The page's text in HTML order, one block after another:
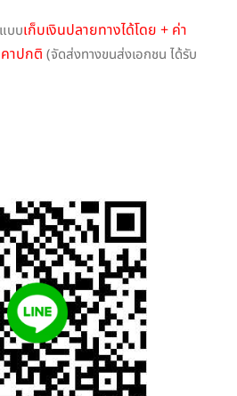
บบเก็บเงินปลายทางได้โดย + ค่า
าปกติ (จัดส่งทางขนส่งเอกชน ได้รับ